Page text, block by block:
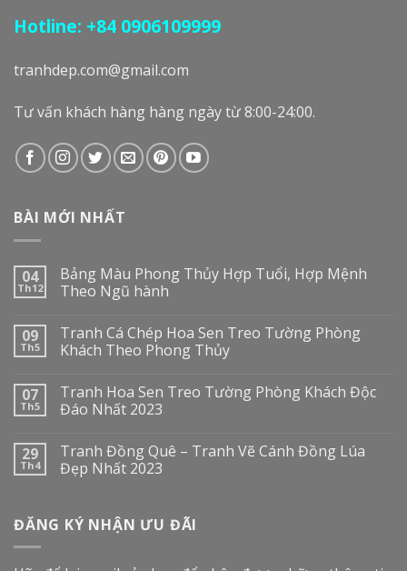
Hotline: +84 0906109999
tranhdep.com@gmail.com
Tư vấn khách hàng hàng ngày từ 8:00-24:00.
BÀI MỚI NHẤT
04
Th12
Bảng Màu Phong Thủy Hợp Tuổi, Hợp Mệnh
Theo Ngũ hành
09
Th5
Tranh Cá Chép Hoa Sen Treo Tường Phòng
Khách Theo Phong Thủy
07
Th5
Tranh Hoa Sen Treo Tường Phòng Khách Độc
Đáo Nhất 2023
29
Th4
Tranh Đồng Quê – Tranh Vẽ Cánh Đồng Lúa
Đẹp Nhất 2023
ĐĂNG KÝ NHẬN ƯU ĐÃI